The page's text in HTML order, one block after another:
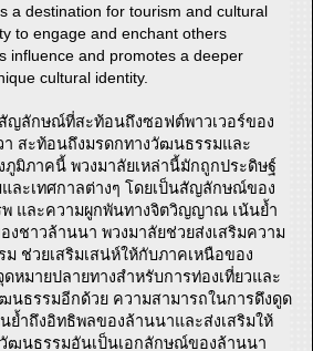
a destination for tourism and cultural
to engage and enchant others
influence and promotes a deeper
cultural identity.
ญลักษณ์ที่สะท้อนถึงซอฟต์พาวเวอร์ของ
สะท้อนถึงมรดกทางวัฒนธรรมและ
มิภาคนี้ พวงมาลัยเหล่านี้มักถูกประดิษฐ์
ละเทศกาลต่างๆ โดยเป็นสัญลักษณ์ของ
พ และความผูกพันทางจิตวิญญาณ เน้นย้ำ
ชาวล้านนา พวงมาลัยช่วยส่งเสริมความ
ช่วยเสริมเสน่ห์ให้กับภาคเหนือของ
หมายปลายทางสำหรับการท่องเที่ยวและ
นธรรมอีกด้วย ความสามารถในการดึงดูด
ย้ำถึงอิทธิพลของล้านนาและส่งเสริมให้
ฒนธรรมอันเป็นเอกลักษณ์ของล้านนา